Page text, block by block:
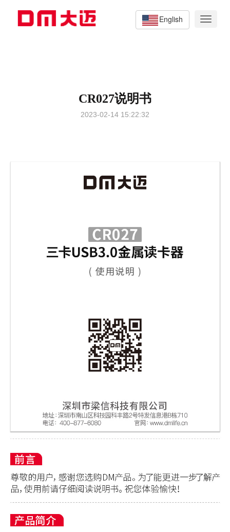
Toggle
English
CR027说明书
2023-02-14 15:22:32